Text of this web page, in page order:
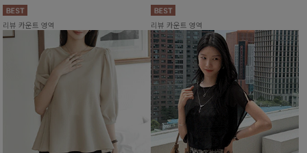
리뷰 카운트 영역 리뷰 카운트 영역